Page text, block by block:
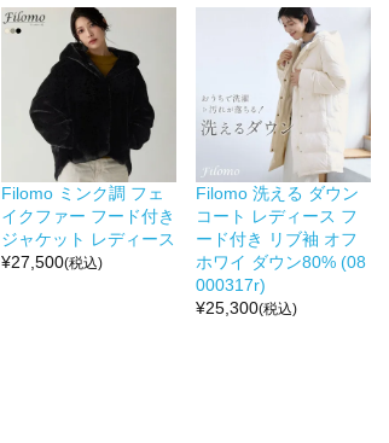
Filomo ミンク調 フェ
イクファー フード付き
ジャケット レディース
¥27,500(税込)
Filomo 洗える ダウン
コート レディース フ
ード付き リブ袖 オフ
ホワイ ダウン80% (08
000317r)
¥25,300(税込)